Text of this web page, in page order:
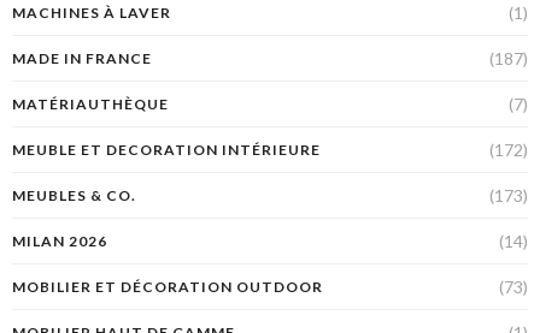
MACHINES À LAVER (1)
MADE IN FRANCE (187)
MATÉRIAUTHÈQUE (7)
MEUBLE ET DECORATION INTÉRIEURE (172)
MEUBLES & CO. (173)
MILAN 2026 (14)
MOBILIER ET DÉCORATION OUTDOOR (73)